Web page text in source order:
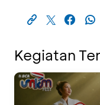
Kegiatan